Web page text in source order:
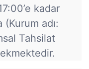
kadar
(Kurum adı:
Tahsilat